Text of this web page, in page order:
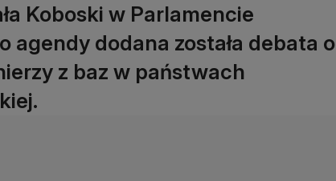
Koboski w Parlamencie
agendy dodana została debata o
z baz w państwach